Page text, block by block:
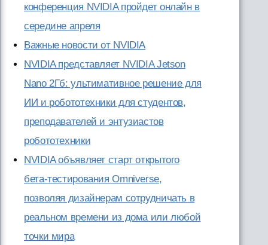
конференция NVIDIA пройдет онлайн в
середине апреля
Важные новости от NVIDIA
NVIDIA представляет NVIDIA Jetson
Nano 2Гб: ультимативное решение для
ИИ и робототехники для студентов,
преподавателей и энтузиастов
робототехники
NVIDIA объявляет старт открытого
бета-тестирования Omniverse,
позволяя дизайнерам сотрудничать в
реальном времени из дома или любой
точки мира